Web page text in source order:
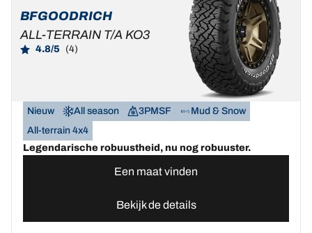
BFGOODRICH
ALL-TERRAIN T/A KO3
4.8/5 (4)
Nieuw All season 3PMSF
Mud & Snow
All-terrain 4x4
Legendarische robuustheid, nu nog robuuster.
Een maat vinden
Bekijk de details